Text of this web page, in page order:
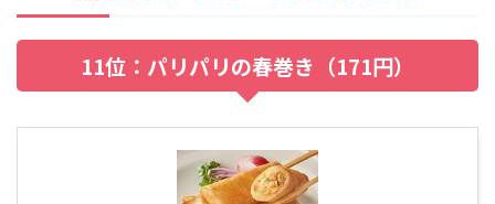
11位：パリパリの春巻き（171円）